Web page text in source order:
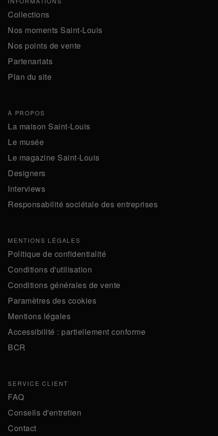
Collections
Nos moments Saint-Louis
Nos points de vente
Partenariats
Plan du site
À PROPOS
La maison Saint-Louis
Le musée
Le magazine Saint-Louis
Designers
Interviews
Responsabilité sociétale des entreprises
MENTIONS LÉGALES
Politique de confidentialité
Conditions d'utilisation
Conditions générales de vente
Paramètres des cookies
Mentions légales
Accessibilité : partiellement conforme
BCR
SERVICE CLIENT
FAQ
Conseils d'entretien
Contact